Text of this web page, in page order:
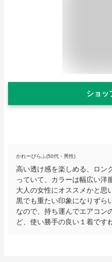
ショッ
かれーぴらふ(50代・男性)
高い透け感を楽しめる、ロン
っていて、カラーは幅広い洋
大人の女性にオススメかと思
黒でも重たい印象になりずら
なので、持ち運んでエアコン
ど、使い勝手の良い１着です